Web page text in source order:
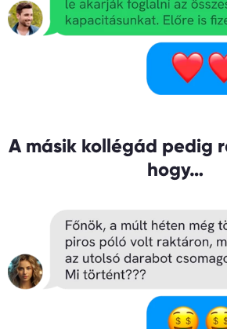
A másik kollégád pedig
hogy…